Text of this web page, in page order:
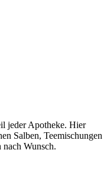
jeder Apotheke. Hier
Salben, Teemischungen
Wunsch.